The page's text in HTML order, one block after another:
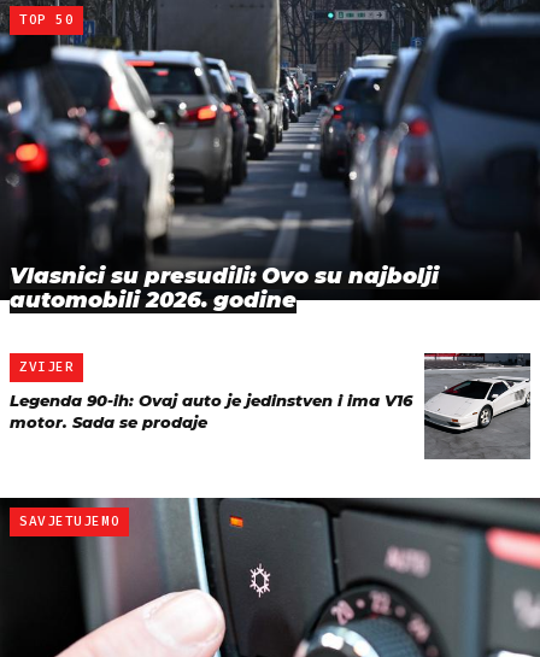
TOP 50
Vlasnici su presudili: Ovo su najbolji
automobili 2026. godine
ZVIJER
Legenda 90-ih: Ovaj auto je jedinstven i ima V16
motor. Sada se prodaje
SAVJETUJEMO